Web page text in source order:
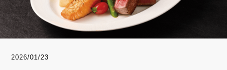
2026/01/23